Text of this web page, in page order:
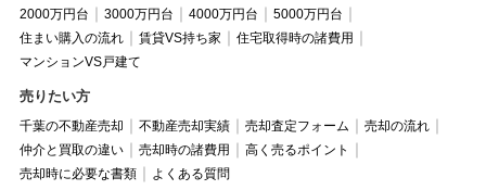
2000万円台
3000万円台 4000万円台
5000万円台
住まい購入の流れ
賃貸VS持ち家
住宅取得時の諸費用
マンションVS戸建て
売りたい方
千葉の不動産売却 不動産売却実績 売却査定フォーム
売却の流れ
仲介と買取の違い
売却時の諸費用
高く売るポイント
売却時に必要な書類
よくある質問